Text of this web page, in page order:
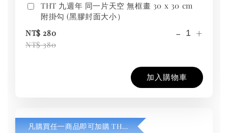
THT 九週年 同一片天空 無框畫 30 x 30 cm
附掛勾 (黑膠封面大小）
NT$ 280
NT$ 380
- +
加入購物車
凡購買任一商品即可加購 THT 九週年紀念 T-shirt